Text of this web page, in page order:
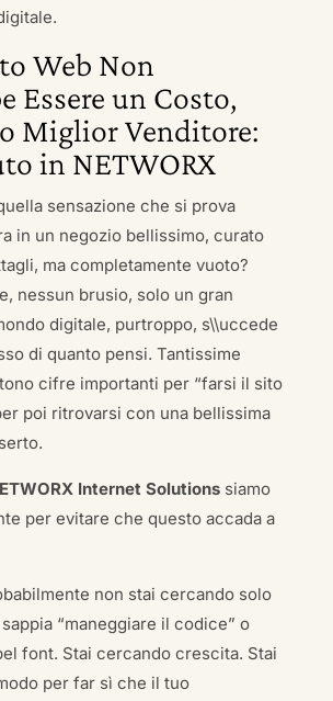
Web Non
Essere un Costo,
Miglior Venditore:
in NETWORX
sensazione che si prova
in un negozio bellissimo, curato
ma completamente vuoto?
nessun brusio, solo un gran
digitale, purtroppo, s\\uccede
di quanto pensi. Tantissime
cifre importanti per “farsi il sito
poi ritrovarsi con una bellissima
Internet Solutionssiamo
per evitare che questo accada a
non stai cercando solo
“maneggiare il codice” o
font. Stai cercando crescita. Stai
per far sì che il tuo